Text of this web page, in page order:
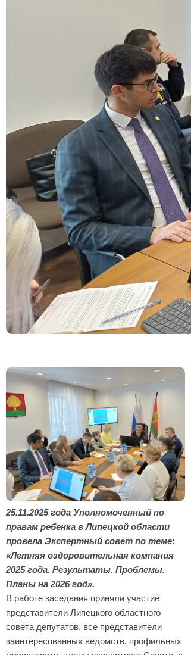
25.11.2025 года Уполномоченный по
правам ребенка в Липецкой области
провела Экспертный совет по теме:
«Летняя оздоровительная компания
2025 года. Результаты. Проблемы.
Планы на 2026 год».
В работе заседания приняли участие
представители Липецкого областного
совета депутатов, все представители
заинтересованных ведомств, профильных